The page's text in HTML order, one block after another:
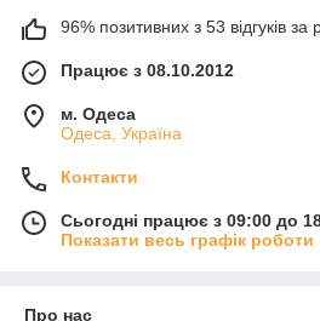
96% позитивних з 53 відгуків за
Працює з 08.10.2012
м. Одеса
Одеса, Україна
Контакти
Сьогодні працює з 09:00 до
Показати весь графік роботи
Про нас